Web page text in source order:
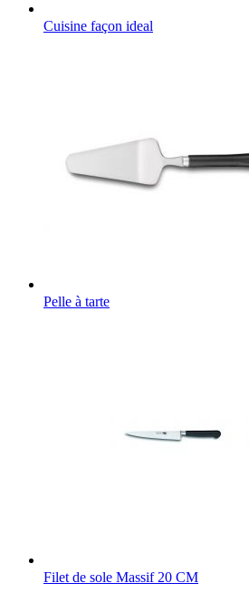
Cuisine façon ideal
Pelle à tarte
Filet de sole Massif 20 CM